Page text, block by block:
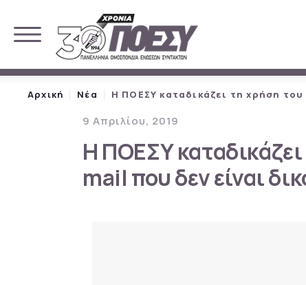
Αρχική Νέα Η ΠΟΕΣΥ καταδικάζει τη χρήση
9 Απριλίου, 2019
Η ΠΟΕΣΥ
mail που δεν είναι